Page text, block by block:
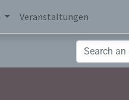
Veranstaltungen